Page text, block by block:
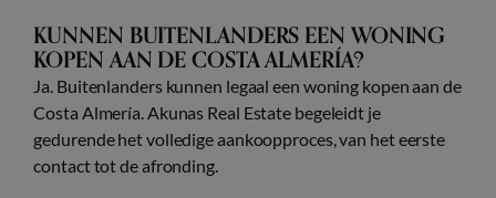
KUNNEN BUITENLANDERS EEN WONING
KOPEN AAN DE COSTA ALMERÍA?
Ja. Buitenlanders kunnen legaal een woning kopen aan de
Costa Almería. Akunas Real Estate begeleidt je
gedurende het volledige aankoopproces, van het eerste
contact tot de afronding.